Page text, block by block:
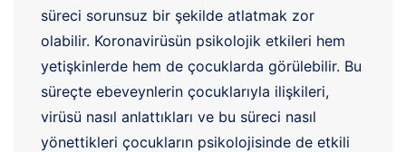
süreci sorunsuz bir şekilde atlatmak zor
olabilir. Koronavirüsün psikolojik etkileri hem
yetişkinlerde hem de çocuklarda görülebilir. Bu
süreçte ebeveynlerin çocuklarıyla ilişkileri,
virüsü nasıl anlattıkları ve bu süreci nasıl
yönettikleri çocukların psikolojisinde de etkili